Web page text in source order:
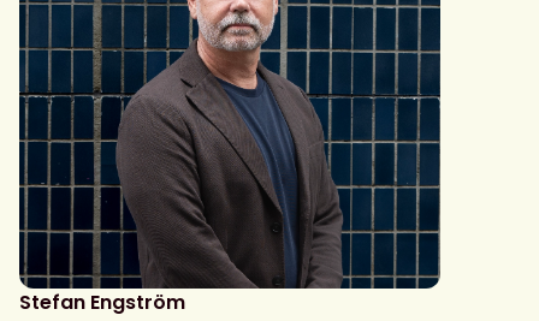
Stefan Engström